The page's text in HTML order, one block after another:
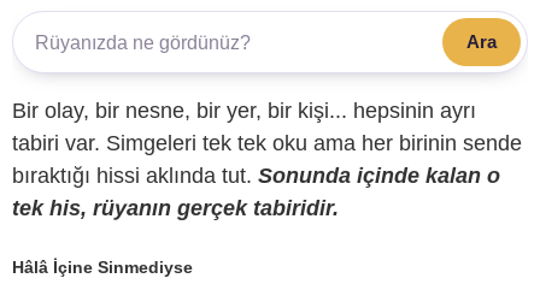
Ara
Bir olay, bir nesne, bir yer, bir kişi... hepsinin ayrı
tabiri var. Simgeleri tek tek oku ama her birinin sende
bıraktığı hissi aklında tut. Sonunda içinde kalan o
tek his, rüyanın gerçek tabiridir.
Hâlâ İçine Sinmediyse